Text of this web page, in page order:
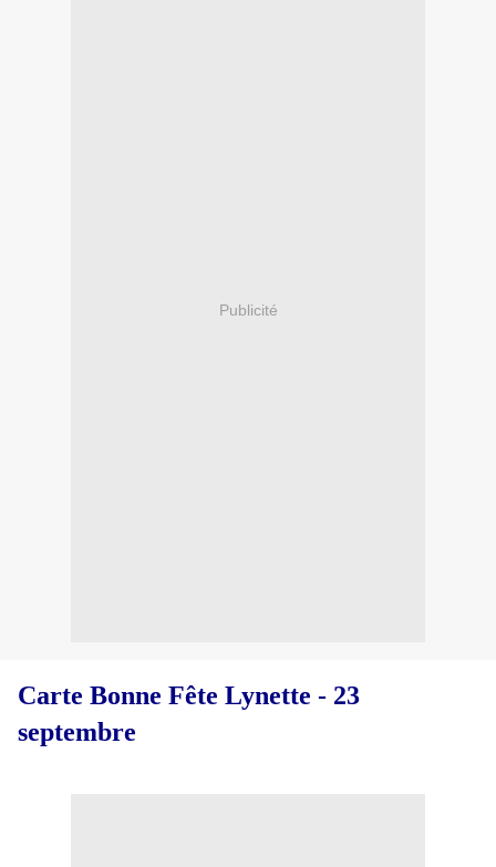
Publicité
Carte Bonne Fête Lynette - 23
septembre